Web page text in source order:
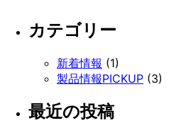
カテゴリー
新着情報 (1)
製品情報PICKUP (3)
最近の投稿